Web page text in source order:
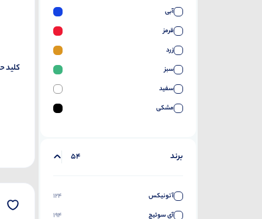
آبی
قرمز
زرد
سبز
سفید
مشکی
برند 54
آتونیکس
124
آی سوئیچ
194
کلید